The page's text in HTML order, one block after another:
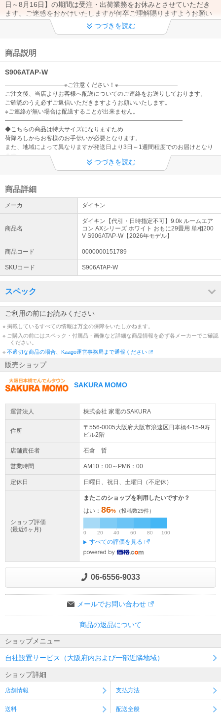
日～8月16日】の期間は受注・出荷業務をお休みとさせていただき
ます。ご迷惑をおかけいたしますが何卒ご理解賜りますようお願い
申し上げます。
地震により被害を受けられました皆さまに謹んでお見舞いを申し上
す。詳細につきましては配送業者HPをご確認くださいますようお願
【重要】エアコン自社設置サービスについて
現在、エアコンの自社設置工事のご注文につきましてはお受付を停
止させていただいております。お客様にはご迷惑をおかけしてしま
い誠に申し訳ございませんが、何卒ご了承くださいますようお願い
いたします。
ご来店お引き取りについて
現在、店頭お引き取りは休止させて頂いております。お客様にはご
【重要】在庫表記に関しまして
システム上、ご注文手続きをいただける商品に関しましては お取り
寄せ商品でございましても【在庫〇】の表記となっております。 納
期目安につきましては【発送日】をご参照いただきますようお願い
申し上げます。
大阪府内・一部近隣地域 大型家電等の【設置サービス】
弊社スタッフによる大阪府内・一部近隣地域のみ対応の設置配送サ
さい。
店休日について
通常土日祝日は店休日となりますため、休日中のご注文のお受付・
お問い合わせのご返信は翌営業日より順次行います。営業日に関し
ましては商品ページの営業日カレンダーにてご確認ください。
つづきを読む
商品説明
S906ATAP-W
――――――――――※ご注意ください！※――――――――――
ご注文後、当店よりお客様へ配送についてのご連絡をお送りしております。
ご確認のうえ必ずご返信いただきますようお願いいたします。
※ご連絡が無い場合は配送することが出来ません。
――――――――――――――――――――――――――――――
◆こちらの商品は特大サイズになりますため
荷降ろしからお客様のお手伝いが必要となります。
また、地域によって異なりますが発送日より3日～1週間程度でのお届けとなり
ます。
予めご理解、ご了承の上ご注文下さい。
午前午後含めた一切の時間指定・夜間の配送につきましてもご対応しており
・代引きでのお支払いはお受けすることができません。
・受け取り場所は玄関先までとなります。（※屋内搬入はできません）
・商品受領時は必ず外箱に破損がないかご確認ください。
・エレベーター無しの2F以上の配送は、追加費用が発生又は配送できない場合
・北海道・沖縄・離島への配送はお受けできません。
生する場合がございます。
【仕様（スペック）】
・電源：単200V 20A
品番：F906ATAP-W
サイズ：高さ295×幅798×奥行370mm／質量16.5kg
■室外機
品番：R906AAP
サイズ：高さ742×幅850（+89）×奥行320（+72）mm／質量52kg
※( )内は突起物の寸法です。
メーカー：DAIKIN（ダイキン）
つづきを読む
商品詳細
メーカ ダイキン
商品名
ダイキン【代引・日時指定不可】9.0k ルームエア
コン AXシリーズ ホワイト おもに29畳用 単相200
V S906ATAP-W【2026年モデル】
商品コード 0000000151789
SKUコード S906ATAP-W
スペック
ご利用の前にお読みください
※ 掲載しているすべての情報は万全の保障をいたしかねます。
※ ご購入の前にはスペック・付属品・画像など詳細な商品情報を必ず各メーカーでご確認
ください。
※ 不適切な商品の場合、Kaago運営事務局まで通報ください
販売ショップ
SAKURA MOMO
運営法人 株式会社 家電のSAKURA
住所 〒556-0005大阪府大阪市浪速区 日本橋4-15-9寿
ビル2階
店舗責任者 石倉 哲
営業時間 AM10：00～PM6：00
定休日 日曜日、祝日、土曜日（不定休）
ショップ評価
(最近6ヶ月)
またこのショップを利用したいですか？
はい： 86% （投稿数29件）
0 20 40 60 80 100
すべての評価を見る
06-6556-9033
メールでお問い合わせ
商品の返品について
ショップメニュー
自社設置サービス（大阪府内および一部近隣地域）
ショップ詳細
店舗情報 支払方法
送料 配送全般